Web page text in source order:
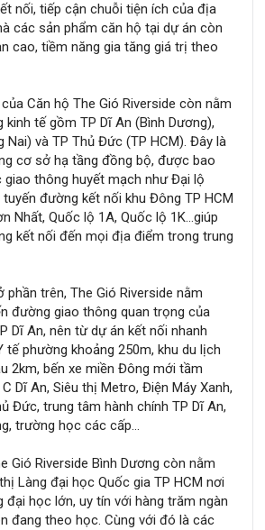
nối, tiếp cận chuỗi tiện ích của địa
các sản phẩm căn hộ tại dự án còn
cao, tiềm năng gia tăng giá trị theo
Căn hộ The Gió Riverside còn nằm
kinh tế gồm TP Dĩ An (Bình Dương),
Nai) và TP Thủ Đức (TP HCM). Đây là
cơ sở hạ tầng đồng bộ, được bao
giao thông huyết mạch như Đại lộ
đường kết nối khu Đông TP HCM
Nhất, Quốc lộ 1A, Quốc lộ 1K…giúp
kết nối đến mọi địa điểm trong trung
phần trên, The Gió Riverside nằm
đường giao thông quan trọng của
Dĩ An, nên từ dự án kết nối nhanh
tế phường khoảng 250m, khu du lịch
2km, bến xe miền Đông mới tầm
Dĩ An, Siêu thị Metro, Điện Máy Xanh,
Đức, trung tâm hành chính TP Dĩ An,
trường học các cấp…
Gió Riverside Bình Dương còn nằm
Làng đại học Quốc gia TP HCM nơi
đại học lớn, uy tín với hàng trăm ngàn
đang theo học. Cùng với đó là các